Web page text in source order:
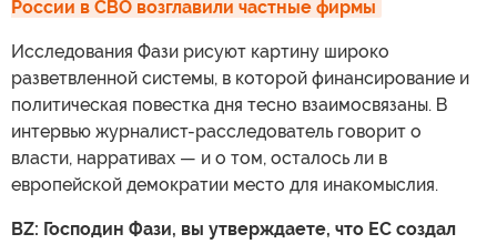
России в СВО возглавили частные фирмы
Исследования Фази рисуют картину широко
разветвленной системы, в которой финансирование и
политическая повестка дня тесно взаимосвязаны. В
интервью журналист-расследователь говорит о
власти, нарративах — и о том, осталось ли в
европейской демократии место для инакомыслия.
BZ: Господин Фази, вы утверждаете, что ЕС создал